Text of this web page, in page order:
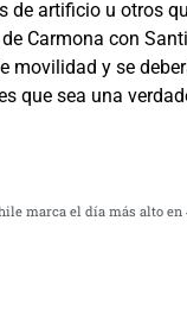
de artificio u otros
Carmona con
movilidad y se
que sea una
marca el día más alto en